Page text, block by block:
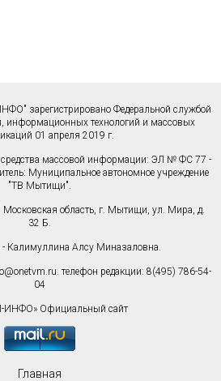
зарегистрировано Федеральной службой
информационных технологий и массовых
01 апреля 2019 г.
средства массовой информации: ЭЛ № ФС 77 -
Муниципальное автономное учреждение
"ТВ Мытищи".
область, г. Мытищи, ул. Мира, д.
32 Б.
- Калимуллина Алсу Миназаловна.
. телефон редакции: 8(495) 786-54-
04
Официальный сайт
Главная